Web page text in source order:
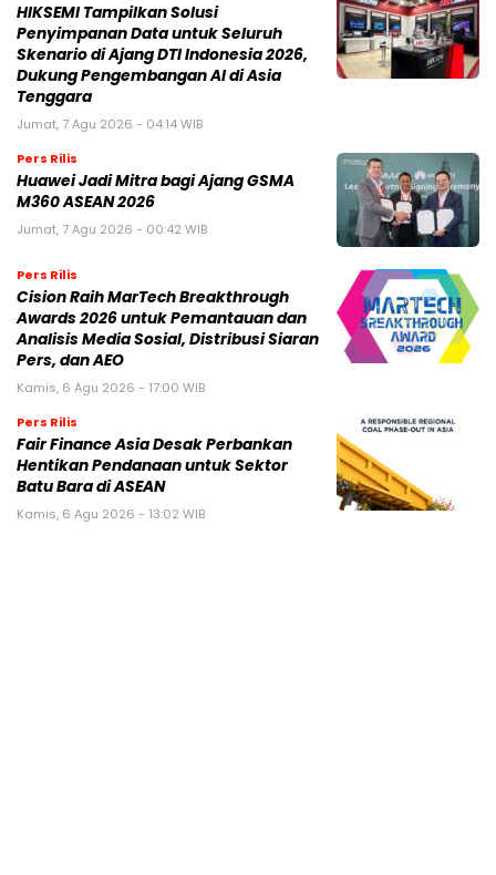
HIKSEMI Tampilkan Solusi
Penyimpanan Data untuk Seluruh
Skenario di Ajang DTI Indonesia 2026,
Dukung Pengembangan AI di Asia
Tenggara
Jumat, 7 Agu 2026 - 04:14 WIB
Pers Rilis
Huawei Jadi Mitra bagi Ajang GSMA
M360 ASEAN 2026
Jumat, 7 Agu 2026 - 00:42 WIB
Pers Rilis
Cision Raih MarTech Breakthrough
Awards 2026 untuk Pemantauan dan
Analisis Media Sosial, Distribusi Siaran
Pers, dan AEO
Kamis, 6 Agu 2026 - 17:00 WIB
Pers Rilis
Fair Finance Asia Desak Perbankan
Hentikan Pendanaan untuk Sektor
Batu Bara di ASEAN
Kamis, 6 Agu 2026 - 13:02 WIB